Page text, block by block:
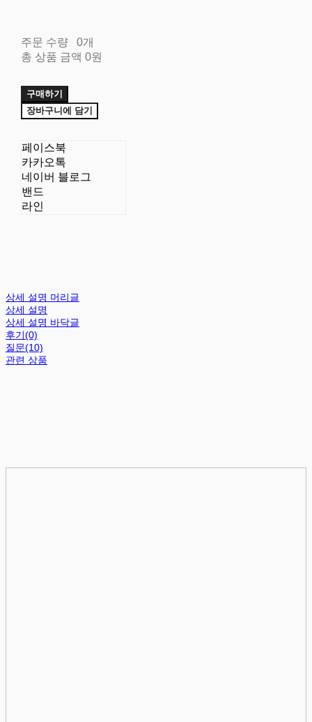
주문 수량
0개
총 상품 금액 0원
구매하기
장바구니에 담기
페이스북
카카오톡
네이버 블로그
밴드
라인
상세 설명 머리글
상세 설명
상세 설명 바닥글
후기(0)
질문(10)
관련 상품